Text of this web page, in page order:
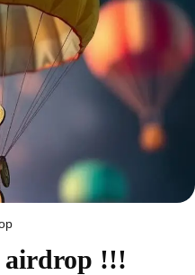
airdrop !!!